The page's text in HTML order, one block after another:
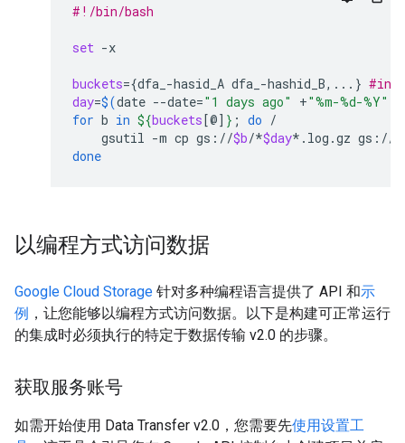
#!/bin/bash
set -x
buckets={dfa_-hasid_A dfa_-hashid_B,... }
day=$(date --date="1 days ago" +"%m-%d-%Y"
for b in ${buckets[@] } ; do
gsutil -m cp gs://$b/*$day*.log.gz gs://
done
以编程方式访问数据
Google Cloud Storage 针对多种编程语言提供了 API 和示
例 ，让您能够以编程方式访问数据。以下是构建可正常运行
的集成时必须执行的特定于数据传输 v2.0 的步骤。
获取服务账号
如需开始使用 Data Transfer v2.0，您需要先使用设置工